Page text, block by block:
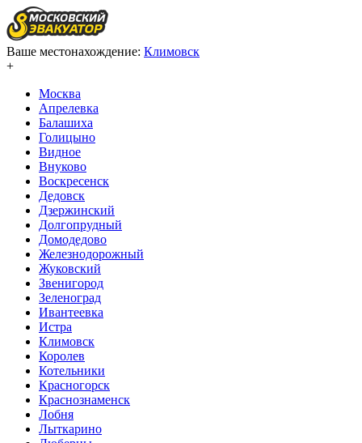
Ваше местонахождение: Климовск
+
Москва
Апрелевка
Балашиха
Голицыно
Видное
Внуково
Воскресенск
Дедовск
Дзержинский
Долгопрудный
Домодедово
Железнодорожный
Жуковский
Звенигород
Зеленоград
Ивантеевка
Истра
Климовск
Королев
Котельники
Красногорск
Краснознаменск
Лобня
Лыткарино